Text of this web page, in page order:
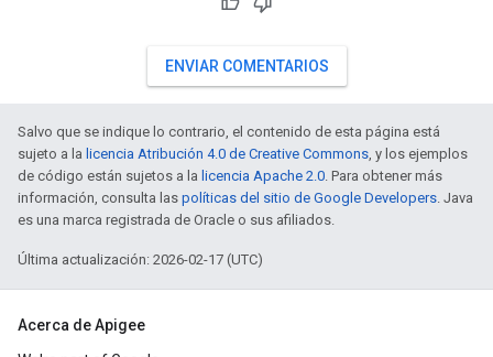
ENVIAR COMENTARIOS
Salvo que se indique lo contrario, el contenido de esta página está
sujeto a la licencia Atribución 4.0 de Creative Commons, y los ejemplos
de código están sujetos a la licencia Apache 2.0. Para obtener más
información, consulta las políticas del sitio de Google Developers. Java
es una marca registrada de Oracle o sus afiliados.
Última actualización: 2026-02-17 (UTC)
Acerca de Apigee